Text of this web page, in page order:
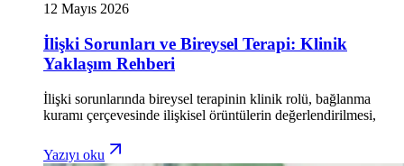
12 Mayıs 2026
İlişki Sorunları ve Bireysel Terapi: Klinik
Yaklaşım Rehberi
İlişki sorunlarında bireysel terapinin klinik rolü, bağlanma
kuramı çerçevesinde ilişkisel örüntülerin değerlendirilmesi,
Yazıyı oku